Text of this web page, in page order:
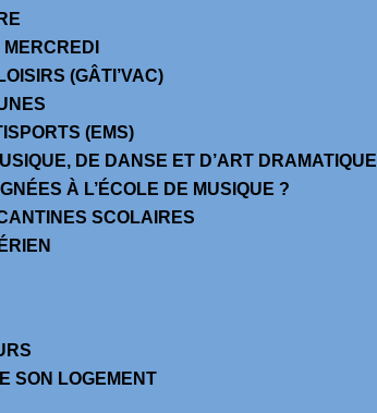
(GÂTI’VAC)
(EMS)
DE DANSE ET D’ART DRAMATIQUE
À L’ÉCOLE DE MUSIQUE ?
SCOLAIRES
SON LOGEMENT